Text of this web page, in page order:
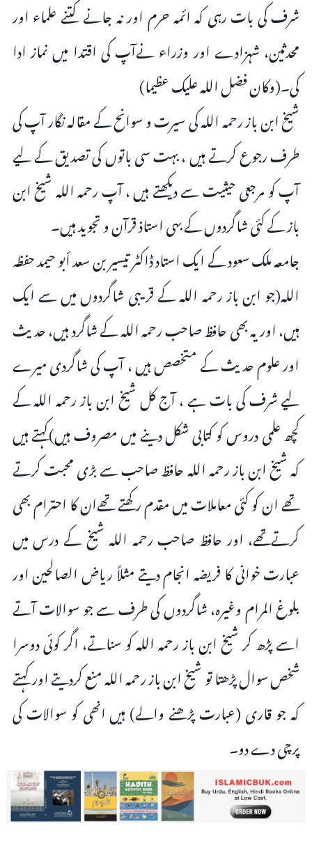
شرف کی بات رہی کہ ائمہ حرم اور نہ جانے کتنے علماء اور
محدثین، شہزادے اور وزراء نےآپ کی اقتدا میں نماز ادا
کی۔(وکان فضل اللہ علیک عظیما)
شیخ ابن باز رحمہ اللہ کی سیرت و سوانح کے مقالہ نگار آپ کی
طرف رجوع کرتے ہیں ، بہت سی باتوں کی تصدیق کے لیے
آپ کو مرجعى حیثیت سے دیکھتے ہیں ، آپ رحمہ اللہ شيخ ابن
باز کے کئی شاگردوں کے بهى استاذ قرآن و تجوید ہیں۔
جامعہ ملک سعود کے ایک استاد ڈاکٹر تیسیر بن سعد أبو حيمد حفظہ
الله(جو ابن باز رحمہ اللہ کے قریبی شاگردوں میں سے ایک
ہیں، اور یہ بھی حافظ صاحب رحمہ اللہ کے شاگرد ہیں، حدیث
اور علوم حدیث کے متخصص ہیں ، آپ کى شاگردى میرے
لیے شرف کی بات ہے ، آج کل شیخ ابن باز رحمہ الله کے
کچھ علمى دروس کو کتابی شکل دینے میں مصروف ہیں)کہتے ہیں
کہ شیخ ابن باز رحمہ اللہ حافظ صاحب سے بڑی محبت کرتے
تھے ان کو کئی معاملات میں مقدم رکھتے تھےان کا احترام بھی
کرتےتھے، اور حافظ صاحب رحمہ اللہ شیخ کے درس میں
عبارت خوانی کا فریضہ انجام دیتے مثلاً ریاض الصالحین اور
بلوغ المرام وغیرہ، شاگردوں کی طرف سے جو سوالات آتے
اسے پڑھ کر شيخ ابن باز رحمہ الله كو سناتے، اگر کوئی دوسرا
شخص سوال پڑھتا تو شیخ ابن باز رحمہ اللہ منع کردیتے اور کہتے
کہ جو قاری (عبارت پڑھنے والے) ہیں انھی کو سوالات کی
پرچی دے دو۔